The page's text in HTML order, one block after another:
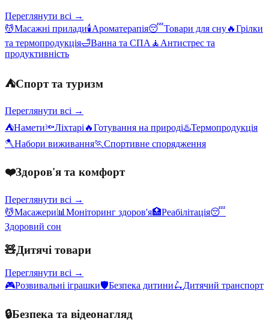
Переглянути всі →
💆Масажні прилади🕯️Ароматерапія😴Товари для сну🔥Грілки
та термопродукція🛁Ванна та СПА 🧘 Антистрес та
продуктивність
⛺Спорт та туризм
Переглянути всі →
⛺Намети🔦Ліхтарі 🔥Готування на природі♨️Термопродукція
🪓Набори виживання🏃Спортивне спорядження
❤️Здоров'я та комфорт
Переглянути всі →
💆Масажери📊 Моніторинг здоров'я🏥Реабілітація😴
Здоровий сон
🧸Дитячі товари
Переглянути всі →
🎮Розвивальні іграшки🛡️Безпека дитини🛴Дитячий транспорт
🔒Безпека та відеонагляд